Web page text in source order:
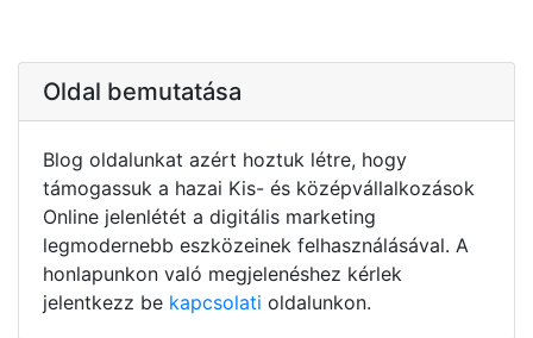
Oldal bemutatása
Blog oldalunkat azért hoztuk létre, hogy
támogassuk a hazai Kis- és középvállalkozások
Online jelenlétét a digitális marketing
legmodernebb eszközeinek felhasználásával. A
honlapunkon való megjelenéshez kérlek
jelentkezz be kapcsolati oldalunkon.